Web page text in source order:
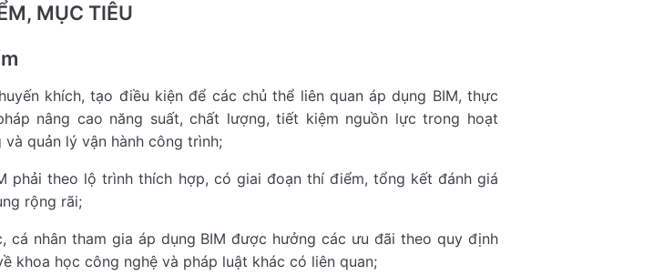
MỤC TIÊU
khích, tạo điều kiện để các chủ thể liên quan áp dụng BIM, thực
nâng cao năng suất, chất lượng, tiết kiệm nguồn lực trong hoạt
quản lý vận hành công trình;
phải theo lộ trình thích hợp, có giai đoạn thí điểm, tổng kết đánh giá
rộng rãi;
cá nhân tham gia áp dụng BIM được hưởng các ưu đãi theo quy định
khoa học công nghệ và pháp luật khác có liên quan;